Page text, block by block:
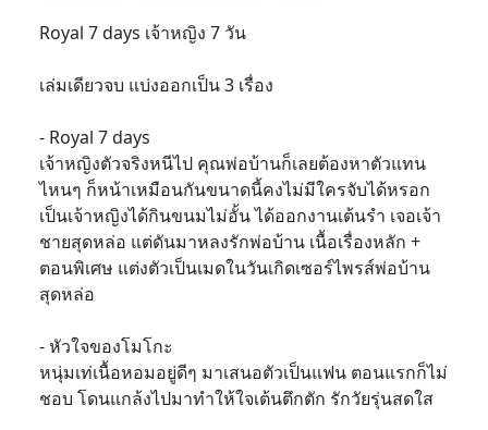
Royal 7 days เจ้าหญิง 7 วัน
เล่มเดียวจบ แบ่งออกเป็น 3 เรื่อง
- Royal 7 days
เจ้าหญิงตัวจริงหนีไป คุณพ่อบ้านก็เลยต้องหาตัวแทน
ไหนๆ ก็หน้าเหมือนกันขนาดนี้คงไม่มีใครจับได้หรอก
เป็นเจ้าหญิงได้กินขนมไม่อั้น ได้ออกงานเต้นรำ เจอเจ้า
ชายสุดหล่อ แต่ดันมาหลงรักพ่อบ้าน เนื้อเรื่องหลัก +
ตอนพิเศษ แต่งตัวเป็นเมดในวันเกิดเซอร์ไพรส์พ่อบ้าน
สุดหล่อ
- หัวใจของโมโกะ
หนุ่มเท่เนื้อหอมอยู่ดีๆ มาเสนอตัวเป็นแฟน ตอนแรกก็ไม่
ชอบ โดนแกล้งไปมาทำให้ใจเต้นตึกตัก รักวัยรุ่นสดใส